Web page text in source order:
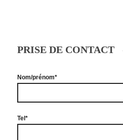
PRISE DE CONTACT
Nom/prénom*
Tel*